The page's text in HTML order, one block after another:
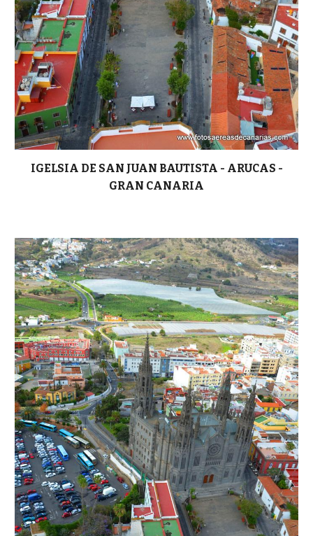
IGELSIA DE SAN JUAN BAUTISTA - ARUCAS -
GRAN CANARIA